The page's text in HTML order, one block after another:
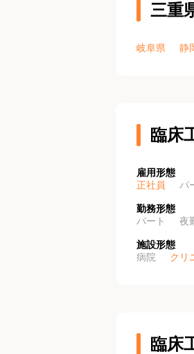
三重
岐阜県 静
臨床
雇用形態
正社員
パ
勤務形態
パート
夜
施設形態
病院
クリ
臨床